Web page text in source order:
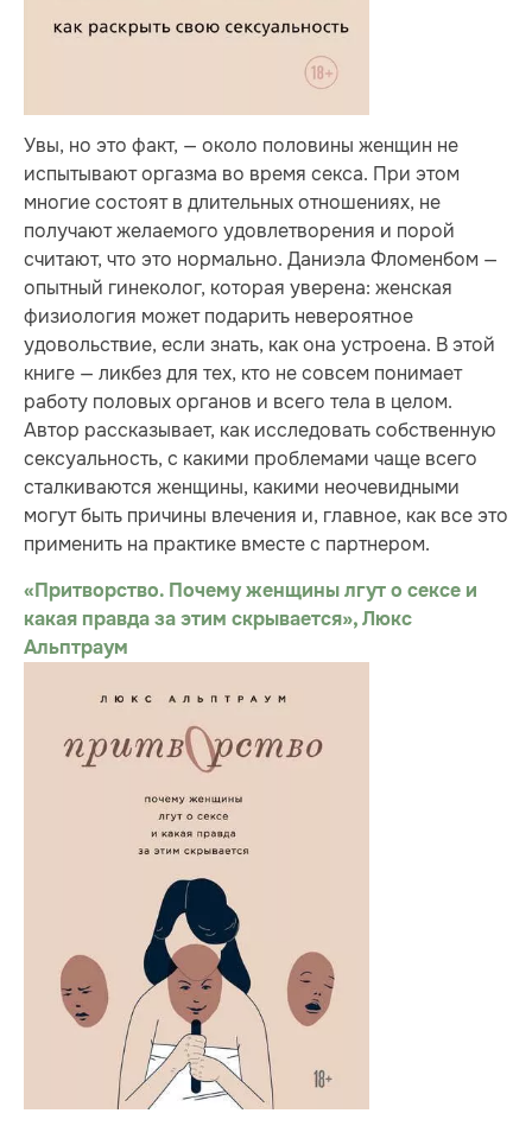
Увы, но это факт, — около половины женщин не
испытывают оргазма во время секса. При этом
многие состоят в длительных отношениях, не
получают желаемого удовлетворения и порой
считают, что это нормально. Даниэла Фломенбом —
опытный гинеколог, которая уверена: женская
физиология может подарить невероятное
удовольствие, если знать, как она устроена. В этой
книге — ликбез для тех, кто не совсем понимает
работу половых органов и всего тела в целом.
Автор рассказывает, как исследовать собственную
сексуальность, с какими проблемами чаще всего
сталкиваются женщины, какими неочевидными
могут быть причины влечения и, главное, как все это
применить на практике вместе с партнером.
«Притворство. Почему женщины лгут о сексе и
какая правда за этим скрывается», Люкс
Альптраум